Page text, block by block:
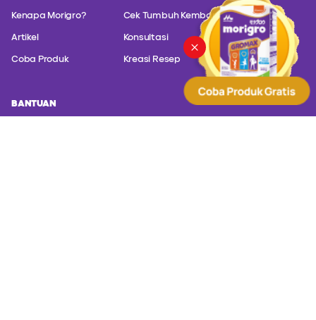
Kenapa Morigro?
Artikel
Coba Produk
Cek Tumbuh Kembang
Konsultasi
Kreasi Resep
BANTUAN